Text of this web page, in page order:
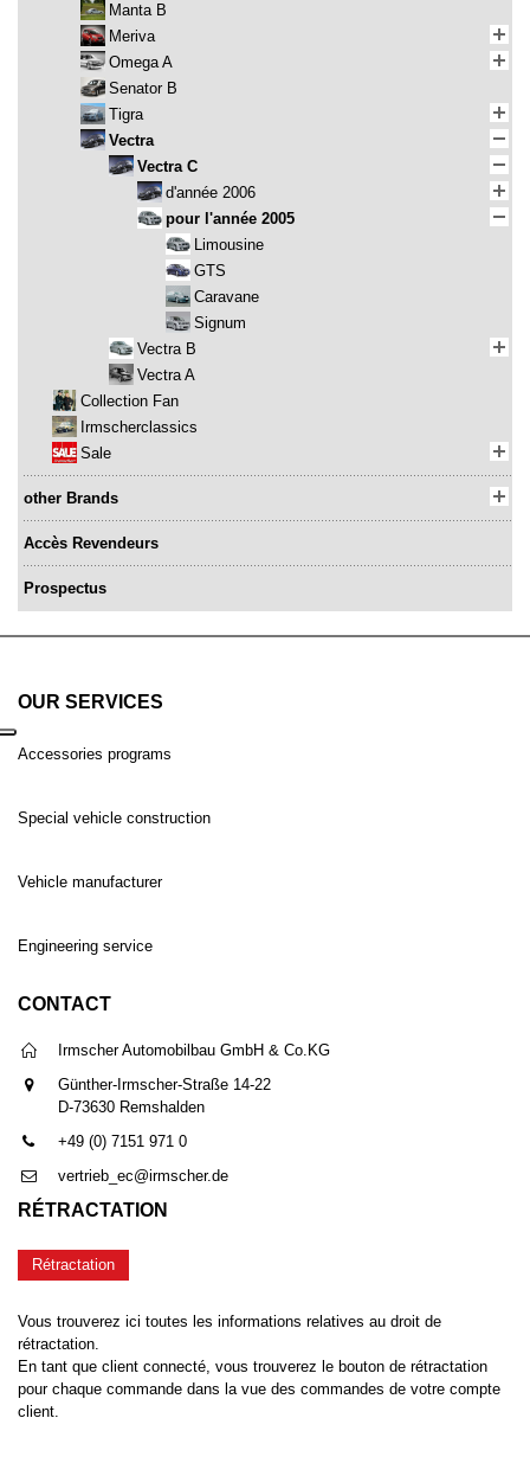
Manta B
Meriva
Omega A
Senator B
Tigra
Vectra
Vectra C
d'année 2006
pour l'année 2005
Limousine
GTS
Caravane
Signum
Vectra B
Vectra A
Collection Fan
Irmscherclassics
Sale
other Brands
Accès Revendeurs
Prospectus
OUR SERVICES
Accessories programs
Special vehicle construction
Vehicle manufacturer
Engineering service
CONTACT
Irmscher Automobilbau GmbH & Co.KG
Günther-Irmscher-Straße 14-22
D-73630 Remshalden
+49 (0) 7151 971 0
vertrieb_ec@irmscher.de
RÉTRACTATION
Rétractation
Vous trouverez ici toutes les informations relatives au droit de
rétractation.
En tant que client connecté, vous trouverez le bouton de rétractation
pour chaque commande dans la vue des commandes de votre compte
client.